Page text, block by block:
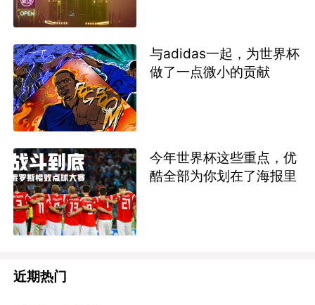
与adidas一起，为世界杯
做了一点微小的贡献
今年世界杯这些重点，优
酷全部为你划在了海报里
近期热门